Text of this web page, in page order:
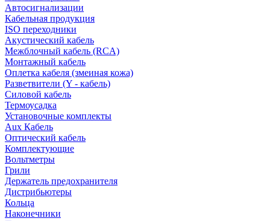
Автосигнализации
Кабельная продукция
ISO переходники
Акустический кабель
Межблочный кабель (RCA)
Монтажный кабель
Оплетка кабеля (змеиная кожа)
Разветвители (Y - кабель)
Силовой кабель
Термоусадка
Установочные комплекты
Aux Кабель
Оптический кабель
Комплектующие
Вольтметры
Грили
Держатель предохранителя
Дистрибьютеры
Кольца
Наконечники